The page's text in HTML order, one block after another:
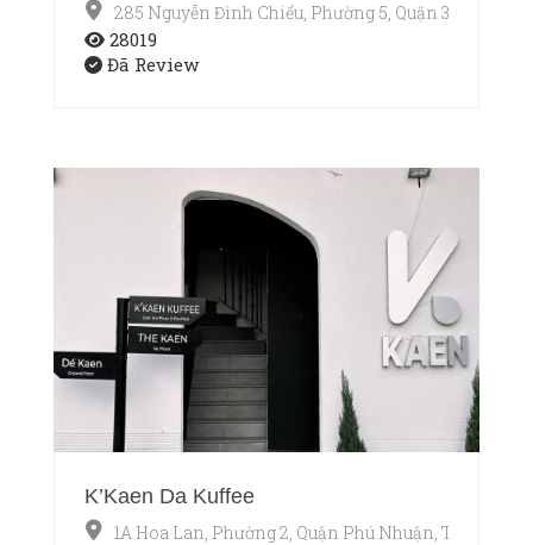
285 Nguyễn Đình Chiểu, Phường 5, Quận 3, Thành
28019
Đã Review
K’Kaen Da Kuffee
1A Hoa Lan, Phường 2, Quận Phú Nhuận, TP.HCM